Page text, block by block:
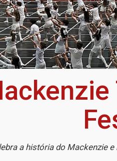
a história do Mackenzie